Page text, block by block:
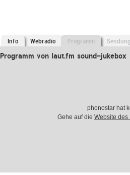
Info Webradio Programm
Programm von laut.fm sound-jukebox
phonostar hat
Gehe auf die Website des